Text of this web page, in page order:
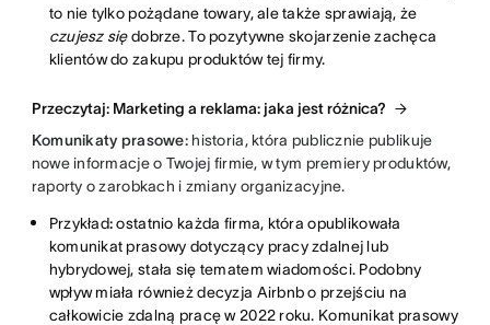
to nie tylko pożądane towary, ale także sprawiają, że
czujesz siędobrze. To pozytywne skojarzenie zachęca
klientów do zakupu produktów tej firmy.
Przeczytaj: Marketing a reklama: jaka jest różnica?
Komunikaty prasowe: historia, która publicznie publikuje
nowe informacje o Twojej firmie, w tym premiery produktów,
raporty o zarobkach i zmiany organizacyjne.
Przykład:ostatnio każda firma, która opublikowała
komunikat prasowy dotyczący pracy zdalnej lub
hybrydowej, stała się tematem wiadomości. Podobny
wpływ miała również decyzja Airbnb o przejściu na
całkowicie zdalną pracę w 2022 roku. Komunikat prasowy